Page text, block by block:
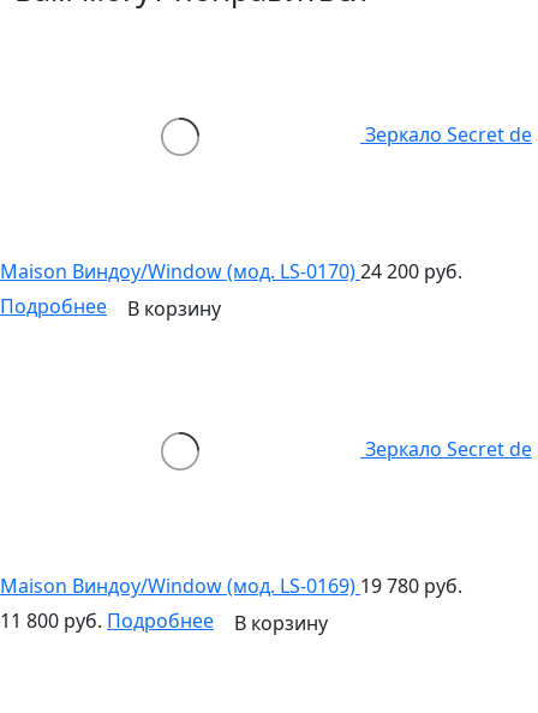
Зеркало Secret de
Maison Виндоу/Window (мод. LS-0170)24 200 руб.
Подробнее
В корзину
Зеркало Secret de
Maison Виндоу/Window (мод. LS-0169) 19 780 руб.
11 800 руб. Подробнее В корзину